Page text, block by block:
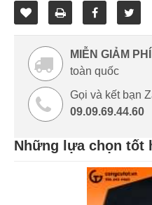
MIỄN GIẢM PHÍ
toàn quốc
Gọi và kết bạn
09.09.69.44.60
Những lựa chọn tốt